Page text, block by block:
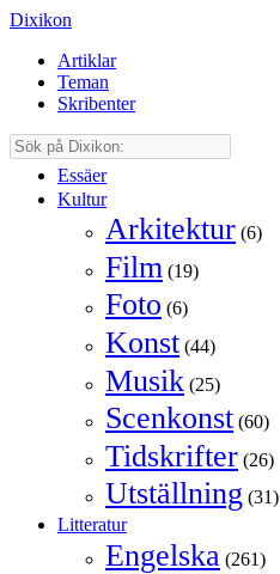
Dixikon
Artiklar
Teman
Skribenter
Essäer
Kultur
Arkitektur (6)
Film (19)
Foto (6)
Konst (44)
Musik (25)
Scenkonst (60)
Tidskrifter (26)
Utställning (31)
Litteratur
Engelska (261)